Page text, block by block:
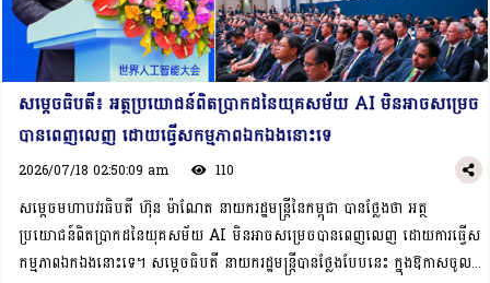
សមាគម និងក្រុមហ៊ុន បន្តផ្សារភ្ជាប់ទំនាក់ទំនងឱ្យកាន់តែជិតស្និទ្ធ ក៏ដូចជាជួបពិភាក្សា
ការងារជាមួយក្រសួងស្ថាប័នពាក់ព័ន្ធ ដើម្បីសិក្សាលម្អិត និងចាប់យកកាលានុវត្តភាព
វិនិយោគជាក់ស្តែងនៅក្នុងប្រទេសកម្ពុជា៕
Aircraft) ដែលមានម៉ូដែលសំខាន់ៗចំនួន២ប្រភេទគឺ C919 និង C909។​ លោក
ប្រធានក្រុមប្រឹក្សាភិបាលបានបន្ថែមថា កិច្ចសហប្រតិបត្តិការជាមួយកម្ពុជា មិន
ត្រឹមតែផ្តោតលើការលក់យន្តហោះប៉ុណ្ណោះទេ ប៉ុន្តែថែមទាំងភ្ជាប់មកជាមួយនូវសេវាកម្ម
ថែទាំ និងការបណ្តុះបណ្តាលធនធានមនុស្សដល់បុគ្គលិក ក៏ដូចជាមន្ត្រីបម្រើការងារក្នុង
វិស័យអាកាសចរណ៍ស៊ីវិលកម្ពុជា ដើម្បីធានាបាននូវភាពជោគជ័យនៃអាជីវកម្ម និងចូលរួម
ចំណែកដល់ការធ្វើទំនើបកម្មក្នុងវិស័យនេះ។ ក្នុងន័យនេះ,​ នៅថ្ងៃទី១៧ ខែកក្កដា
ឆ្នាំ២០២៦ ក្រុមហ៊ុន COMAC នឹងចុះហត្ថលេខាលើអនុស្សរណៈនៃការយោគយល់គ្នា
ស្តីពីកិច្ចសហប្រតិបត្តិការយុទ្ធសាស្ត្រក្នុងវិស័យអាកាសចរណ៍ស៊ីវិល​ជាមួយរដ្ឋលេខាធិការ
ដ្ឋានអាកាសចរណ៍ស៊ីវិលកម្ពុជា​ ដែលកិច្ចសហប្រតិបត្តិការនេះ​ នឹងរួមចំណែកយ៉ាង​សំខាន់
ក្នុង​ការពង្រឹងសមត្ថភាព​វិស័យ​អាកាសចរណ៍​ស៊ីវិល​របស់កម្ពុជា​ តាមរយៈ​ការ​ផ្ទេរ​បច្ចេកវិទ្យា​,​
សម្ដេចធិបតី៖ អត្ថប្រយោជន៍ពិតប្រាកដនៃយុគសម័យ AI មិនអាចសម្រេច
បានពេញលេញ ដោយធ្វើសកម្មភាពឯកឯងនោះទេ
2026/07/18 02:50:09 am 110
សម្ដេចមហាបវរធិបតី ហ៊ុន ម៉ាណែត នាយករដ្ឋមន្រ្ដីនៃកម្ពុជា បានថ្លែងថា អត្ថ
ប្រយោជន៍ពិតប្រាកដនៃយុគសម័យ AI មិនអាចសម្រេចបានពេញលេញ ដោយការធ្វើស
កម្មភាពឯកឯងនោះទេ។ សម្ដេចធិបតី នាយករដ្ឋមន្រ្ដីបានថ្លែងបែបនេះ ក្នុងឱកាសចូល